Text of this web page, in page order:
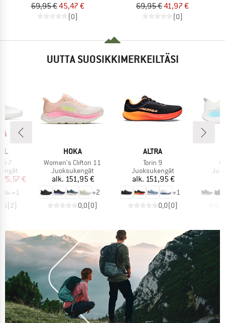
69,95 €45,47 €
(0)
69,95 €41,97 €
(0)
UUTTA SUOSIKKIMERKEILTÄSI
7
hinta
75,57 €
+1
(2)
MERKKI
HOKA
Tuote
Women's Clifton 11
Tuoteryhmä
Juoksukengät
Hinta
alk. 151,95 €
+2
0,0(0)
MERKKI
ALTRA
Tuote
Torin 9
Tuoteryhmä
Juoksukengät
Hinta
alk. 151,95 €
+1
0,0(0)